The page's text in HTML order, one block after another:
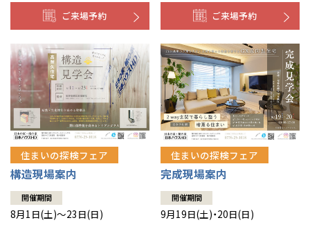
ご来場予約 ご来場予約
住まいの探検フェア
構造現場案内
開催期間
8月1日(土)～23日(日)
住まいの探検フェア
完成現場案内
開催期間
9月19日(土)・20日(日)